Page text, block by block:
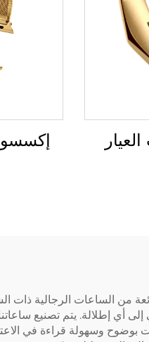
من الساعات الرجالية ذات
أي إطلالة. يتم تصنيع
بوضوح وسهولة قراءة في